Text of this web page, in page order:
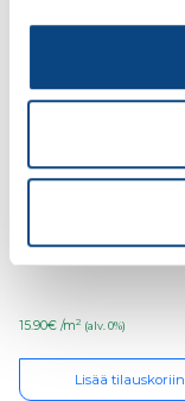
palosuojalevy
15.90€ /m2 (alv. 0%)
Lisää tilauskoriin